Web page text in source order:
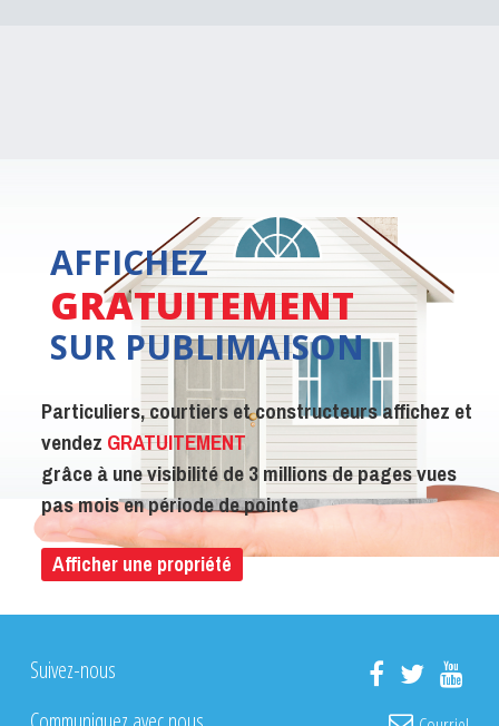
AFFICHEZ
GRATUITEMENT
SUR PUBLIMAISON
Particuliers, courtiers et constructeurs affichez et
vendez GRATUITEMENT
grâce à une visibilité de 3 millions de pages vues
pas mois en période de pointe
Afficher une propriété
Suivez-nous